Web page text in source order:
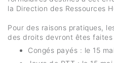
la Direction des Ressources
Pour des raisons pratiques,
des droits devront êtes
Congés payés : le 15